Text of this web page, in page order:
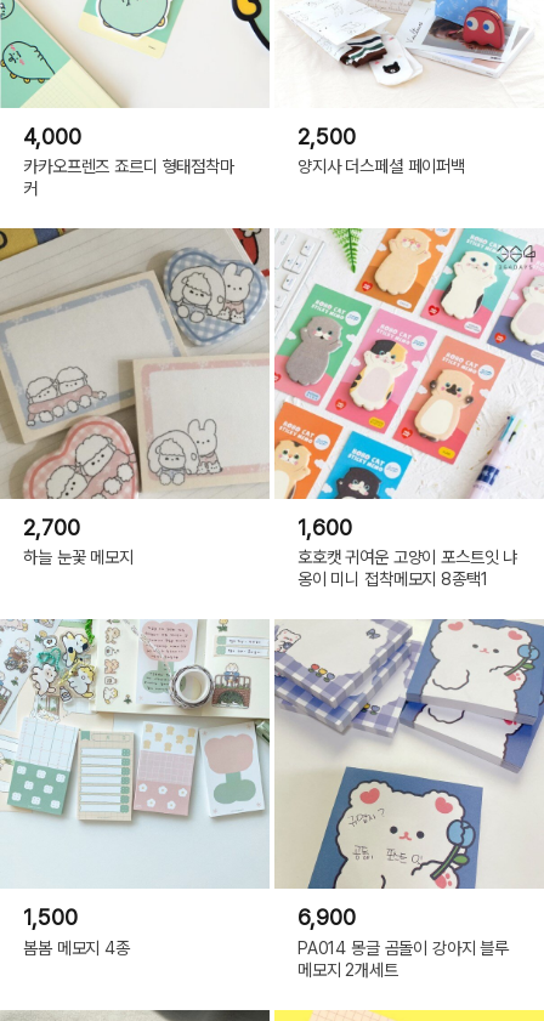
4,000
카카오프렌즈 죠르디 형태점착마
커
2,500
양지사 더스페셜 페이퍼백
2,700
하늘 눈꽃 메모지
1,600
호호캣 귀여운 고양이 포스트잇 냐
옹이 미니 접착메모지 8종택1
1,500
봄봄 메모지 4종
6,900
PA014 몽글 곰돌이 강아지 블루
메모지 2개세트